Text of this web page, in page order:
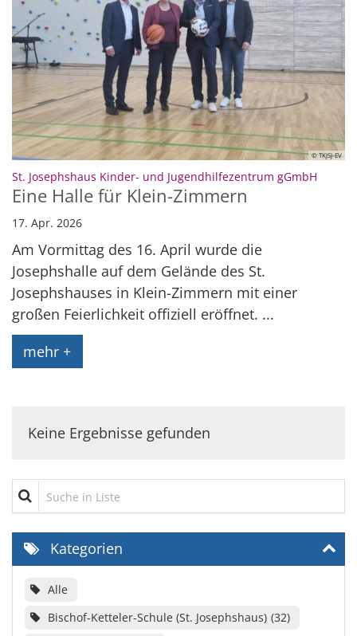
© TKJSJ-EV
St. Josephshaus Kinder- und Jugendhilfezentrum gGmbH
Eine Halle für Klein-Zimmern
17. Apr. 2026
Am Vormittag des 16. April wurde die
Josephshalle auf dem Gelände des St.
Josephshauses in Klein-Zimmern mit einer
großen Feierlichkeit offiziell eröffnet. ...
mehr +
Keine Ergebnisse gefunden
Suche in Liste
Kategorien
Alle
Bischof-Ketteler-Schule (St. Josephshaus) 32